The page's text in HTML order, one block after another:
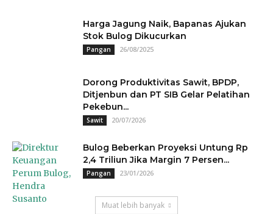
Harga Jagung Naik, Bapanas Ajukan
Stok Bulog Dikucurkan
Pangan 26/08/2025
Dorong Produktivitas Sawit, BPDP,
Ditjenbun dan PT SIB Gelar Pelatihan
Pekebun...
Sawit 20/07/2026
Bulog Beberkan Proyeksi Untung Rp
2,4 Triliun Jika Margin 7 Persen...
Pangan 23/01/2026
Muat lebih banyak